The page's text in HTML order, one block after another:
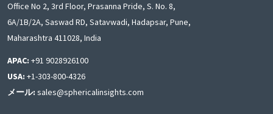
Office No 2, 3rd Floor, Prasanna Pride, S. No. 8,
6A/1B/2A, Saswad RD, Satavwadi, Hadapsar, Pune,
Maharashtra 411028, India
APAC: +91 9028926100
USA: +1-303-800-4326
メール: sales@sphericalinsights.com